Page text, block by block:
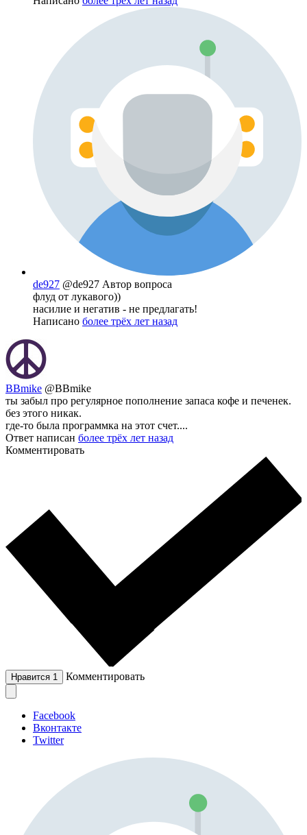
de927 @de927 Автор вопроса
флуд от лукавого))
насилие и негатив - не предлагать!
Написано более трёх лет назад
BBmike @BBmike
ты забыл про регулярное пополнение запаса кофе и печенек.
без этого никак.
где-то была программка на этот счет....
Ответ написан более трёх лет назад
Комментировать
Нравится 1 Комментировать
Facebook
Вконтакте
Twitter